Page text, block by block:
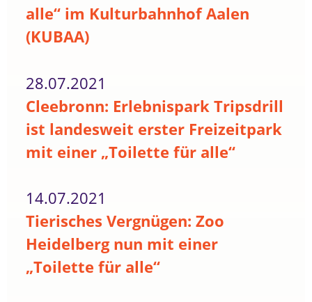
alle“ im Kulturbahnhof Aalen
(KUBAA)
28.07.2021
Cleebronn: Erlebnispark Tripsdrill
ist landesweit erster Freizeitpark
mit einer „Toilette für alle“
14.07.2021
Tierisches Vergnügen: Zoo
Heidelberg nun mit einer
„Toilette für alle“